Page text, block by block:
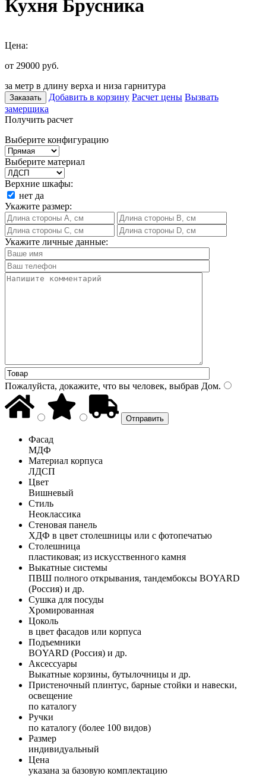
Кухня Брусника
Цена:
от 29000 руб.
за метр в длину верха и низа гарнитура
Заказать Добавить в корзину Расчет цены Вызвать
замерщика
Получить расчет
Выберите конфигурацию
Выберите материал
Верхние шкафы:
нет да
Укажите размер:
Укажите личные данные:
Пожалуйста, докажите, что вы человек, выбрав Дом.
Фасад
МДФ
Материал корпуса
ЛДСП
Цвет
Вишневый
Стиль
Неоклассика
Стеновая панель
ХДФ в цвет столешницы или с фотопечатью
Столешница
пластиковая; из искусственного камня
Выкатные системы
ПВШ полного открывания, тандембоксы BOYARD
(Россия) и др.
Сушка для посуды
Хромированная
Цоколь
в цвет фасадов или корпуса
Подъемники
BOYARD (Россия) и др.
Аксессуары
Выкатные корзины, бутылочницы и др.
Пристеночный плинтус, барные стойки и навески,
освещение
по каталогу
Ручки
по каталогу (более 100 видов)
Размер
индивидуальный
Цена
указана за базовую комплектацию